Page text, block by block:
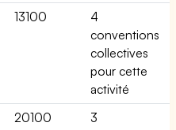
13100
4
conventions
collectives
pour cette
activité
20100
3